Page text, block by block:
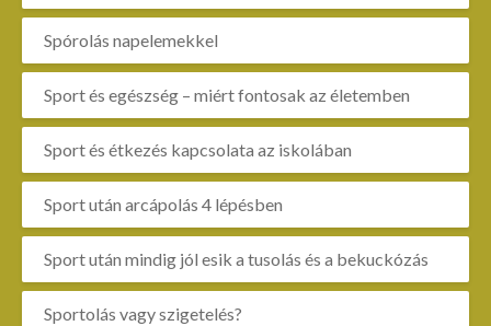
Spórolás napelemekkel
Sport és egészség – miért fontosak az életemben
Sport és étkezés kapcsolata az iskolában
Sport után arcápolás 4 lépésben
Sport után mindig jól esik a tusolás és a bekuckózás
Sportolás vagy szigetelés?